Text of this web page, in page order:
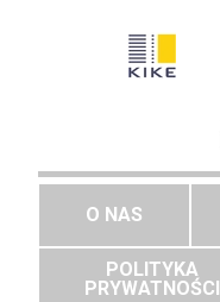
O NAS
POLITYKA
PRYWATNOŚCI